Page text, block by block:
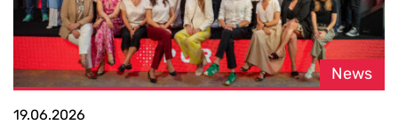
News
19.06.2026